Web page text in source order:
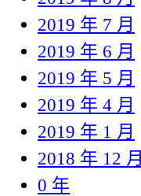
2019 年 7 月
2019 年 6 月
2019 年 5 月
2019 年 4 月
2019 年 1 月
2018 年 12 月
0 年